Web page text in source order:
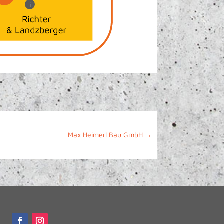
i
Max Heimerl Bau GmbH→